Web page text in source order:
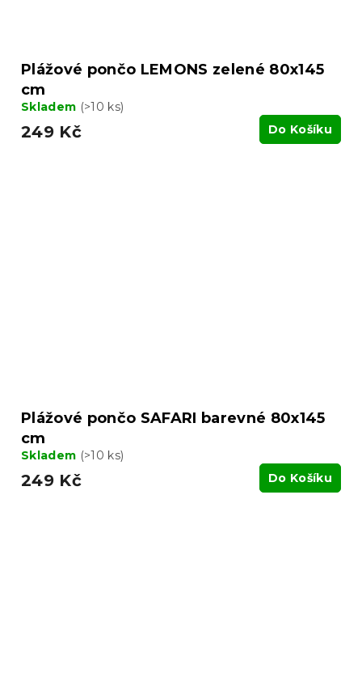
Plážové pončo LEMONS zelené 80x145
cm
Skladem (>10 ks)
249 Kč Do Košíku
Plážové pončo SAFARI barevné 80x145
cm
Skladem (>10 ks)
249 Kč Do Košíku